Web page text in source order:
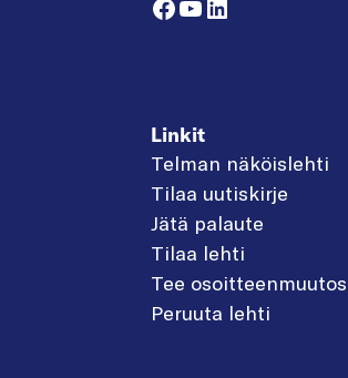
Linkit
Telman näköislehti
Tilaa uutiskirje
Jätä palaute
Tilaa lehti
Tee osoitteenmuutos
Peruuta lehti